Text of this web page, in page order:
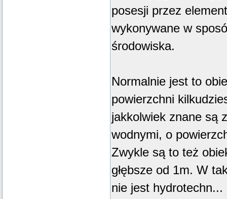
posesji przez
wykonywane w
środowiska.
Normalnie jest to
powierzchni
jakkolwiek znane są
wodnymi, o
Zwykle są to też
głębsze od 1m. W
nie jest hydrotechn...